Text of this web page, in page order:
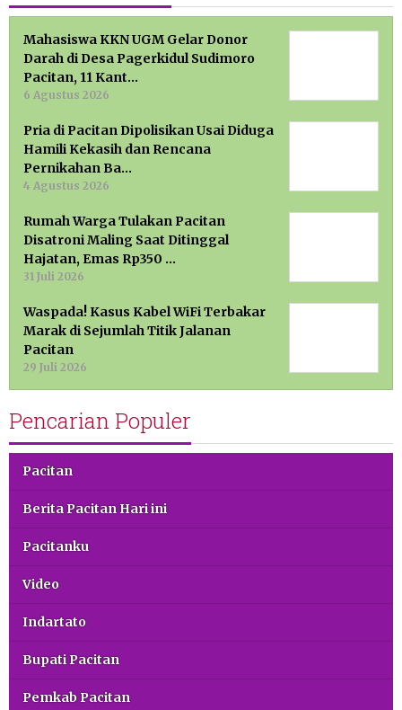
Mahasiswa KKN UGM Gelar Donor
Darah di Desa Pagerkidul Sudimoro
Pacitan, 11 Kant…
6 Agustus 2026
Pria di Pacitan Dipolisikan Usai Diduga
Hamili Kekasih dan Rencana
Pernikahan Ba…
4 Agustus 2026
Rumah Warga Tulakan Pacitan
Disatroni Maling Saat Ditinggal
Hajatan, Emas Rp350 …
31 Juli 2026
Waspada! Kasus Kabel WiFi Terbakar
Marak di Sejumlah Titik Jalanan
Pacitan
29 Juli 2026
Pencarian Populer
Pacitan
Berita Pacitan Hari ini
Pacitanku
Video
Indartato
Bupati Pacitan
Pemkab Pacitan